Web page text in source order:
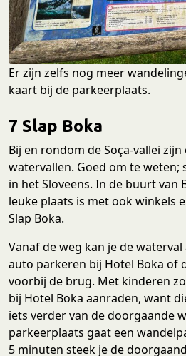
Er zijn zelfs nog meer
kaart bij de parkeerplaats.
7 Slap Boka
Bij en rondom de Soça-vallei
watervallen. Goed om te weten;
in het Sloveens. In de buurt van
leuke plaats is met ook winkels
Slap Boka.
Vanaf de weg kan je de
auto parkeren bij Hotel Boka of
voorbij de brug. Met kinderen
bij Hotel Boka aanraden, want
iets verder van de doorgaande
parkeerplaats gaat een
5 minuten steek je de